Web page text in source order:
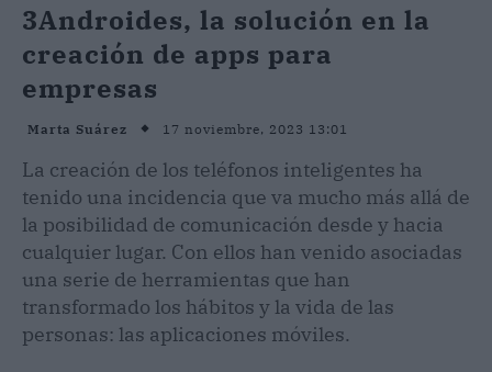
3Androides, la solución en la
creación de apps para
empresas
Marta Suárez 17 noviembre, 2023 13:01
La creación de los teléfonos inteligentes ha
tenido una incidencia que va mucho más allá de
la posibilidad de comunicación desde y hacia
cualquier lugar. Con ellos han venido asociadas
una serie de herramientas que han
transformado los hábitos y la vida de las
personas: las aplicaciones móviles.